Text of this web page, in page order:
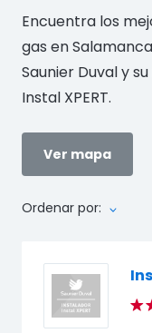
Encuentra los
gas en
Saunier Duval y
Instal XPERT.
Ver mapa
Ordenar por: